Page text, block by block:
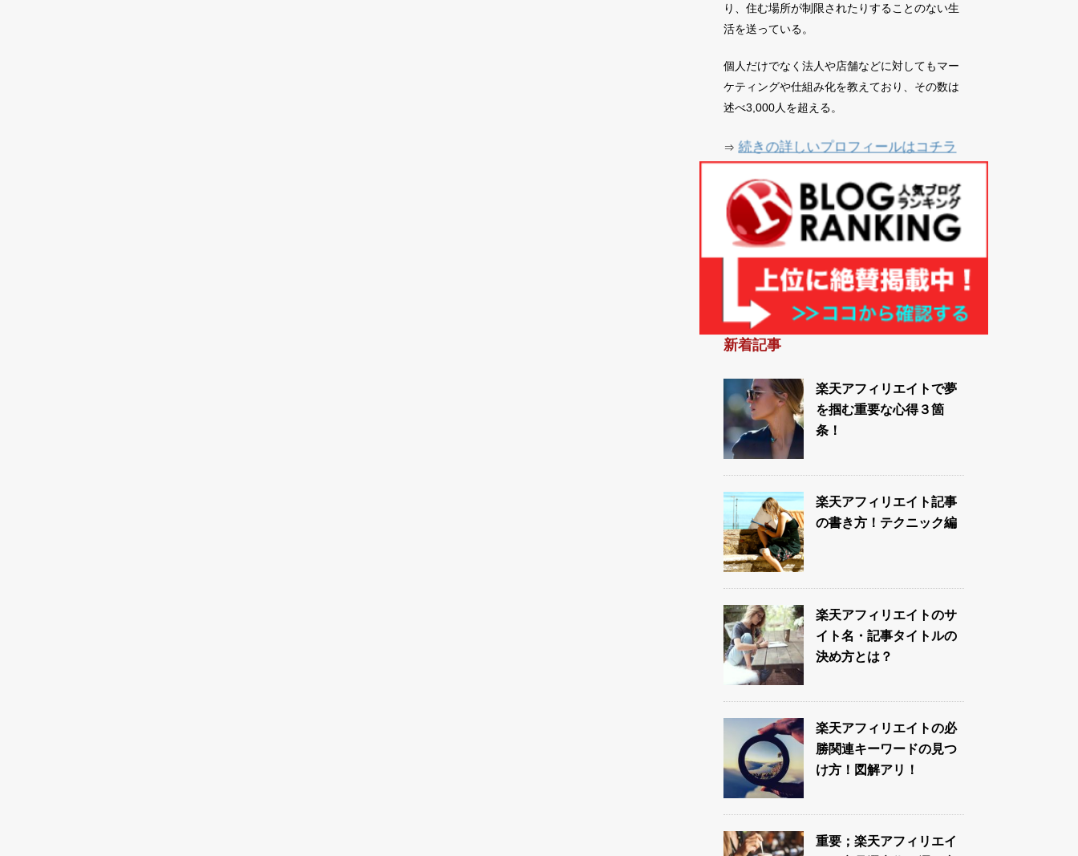
り、住む場所が制限されたりすることのない生
活を送っている。
個人だけでなく法人や店舗などに対してもマー
ケティングや仕組み化を教えており、その数は
述べ3,000人を超える。
⇒ 続きの詳しいプロフィールはコチラ
新着記事
楽天アフィリエイトで夢
を掴む重要な心得３箇
条！
楽天アフィリエイト記事
の書き方！テクニック編
楽天アフィリエイトのサ
イト名・記事タイトルの
決め方とは？
楽天アフィリエイトの必
勝関連キーワードの見つ
け方！図解アリ！
重要；楽天アフィリエイ